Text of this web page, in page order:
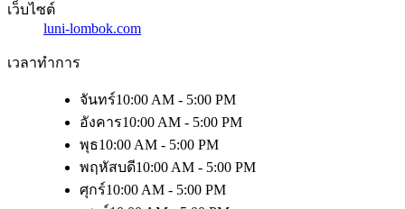
เว็บไซต์
luni-lombok.com
เวลาทำการ
จันทร์10:00 AM - 5:00 PM
อังคาร10:00 AM - 5:00 PM
พุธ10:00 AM - 5:00 PM
พฤหัสบดี10:00 AM - 5:00 PM
ศุกร์10:00 AM - 5:00 PM